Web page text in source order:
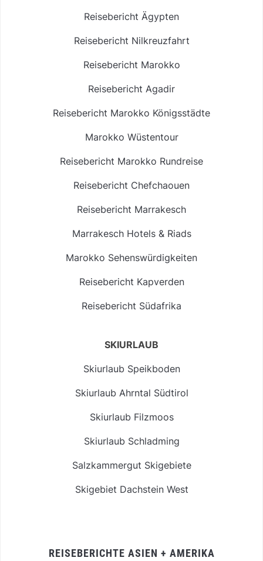
Reisebericht Ägypten
Reisebericht Nilkreuzfahrt
Reisebericht Marokko
Reisebericht Agadir
Reisebericht Marokko Königsstädte
Marokko Wüstentour
Reisebericht Marokko Rundreise
Reisebericht Chefchaouen
Reisebericht Marrakesch
Marrakesch Hotels & Riads
Marokko Sehenswürdigkeiten
Reisebericht Kapverden
Reisebericht Südafrika
SKIURLAUB
Skiurlaub Speikboden
Skiurlaub Ahrntal Südtirol
Skiurlaub Filzmoos
Skiurlaub Schladming
Salzkammergut Skigebiete
Skigebiet Dachstein West
REISEBERICHTE ASIEN + AMERIKA